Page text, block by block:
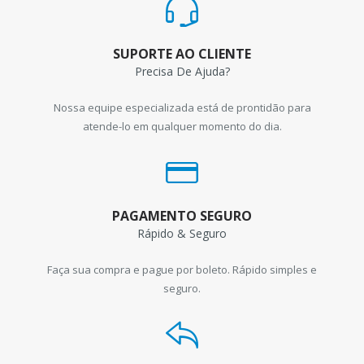
SUPORTE AO CLIENTE
Precisa De Ajuda?
Nossa equipe especializada está de prontidão para
atende-lo em qualquer momento do dia.
PAGAMENTO SEGURO
Rápido & Seguro
Faça sua compra e pague por boleto. Rápido simples e
seguro.